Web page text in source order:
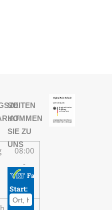
08:00
-
13:30
Uhr
08:00
SO
KOMMEN
SIE ZU
UNS